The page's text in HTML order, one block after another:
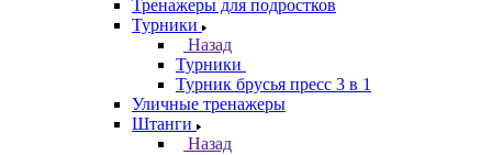
Тренажеры для подростков
Турники
Назад
Турники
Турник брусья пресс 3 в 1
Уличные тренажеры
Штанги
Назад